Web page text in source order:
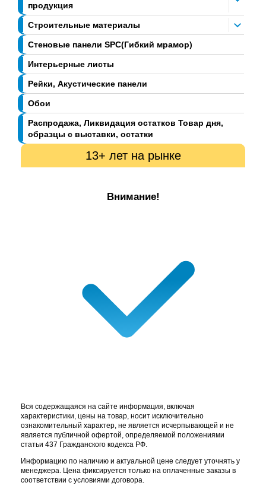
продукция
Строительные материалы
Стеновые панели SPC(Гибкий мрамор)
Интерьерные листы
Рейки, Акустические панели
Обои
Распродажа, Ликвидация остатков Товар дня,
образцы с выставки, остатки
13+ лет на рынке
Внимание!
Вся содержащаяся на сайте информация, включая
характеристики, цены на товар, носит исключительно
ознакомительный характер, не является исчерпывающей и не
является публичной офертой, определяемой положениями
статьи 437 Гражданского кодекса РФ.
Информацию по наличию и актуальной цене следует уточнять у
менеджера. Цена фиксируется только на оплаченные заказы в
соответствии с условиями договора.